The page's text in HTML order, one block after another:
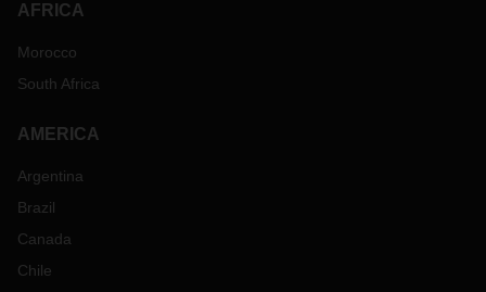
AFRICA
Morocco
South Africa
AMERICA
Argentina
Brazil
Canada
Chile